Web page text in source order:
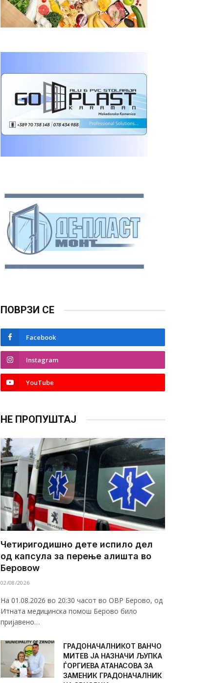
ПОВРЗИ СЕ
Facebook
Instagram
YouTube
НЕ ПРОПУШТАЈ
Четиригодишно дете испило дел
од капсула за перење алишта во
Беровоw
02/08/2026
На 01.08.2026 во 20:30 часот во ОВР Берово, од
Итната медицинска помош Берово било
пријавено…
ГРАДОНАЧАЛНИКОТ ВАНЧО
МИТЕВ ЈА НАЗНАЧИ ЉУПКА
ЃОРГИЕВА АТАНАСОВА ЗА
ЗАМЕНИК ГРАДОНАЧАЛНИК